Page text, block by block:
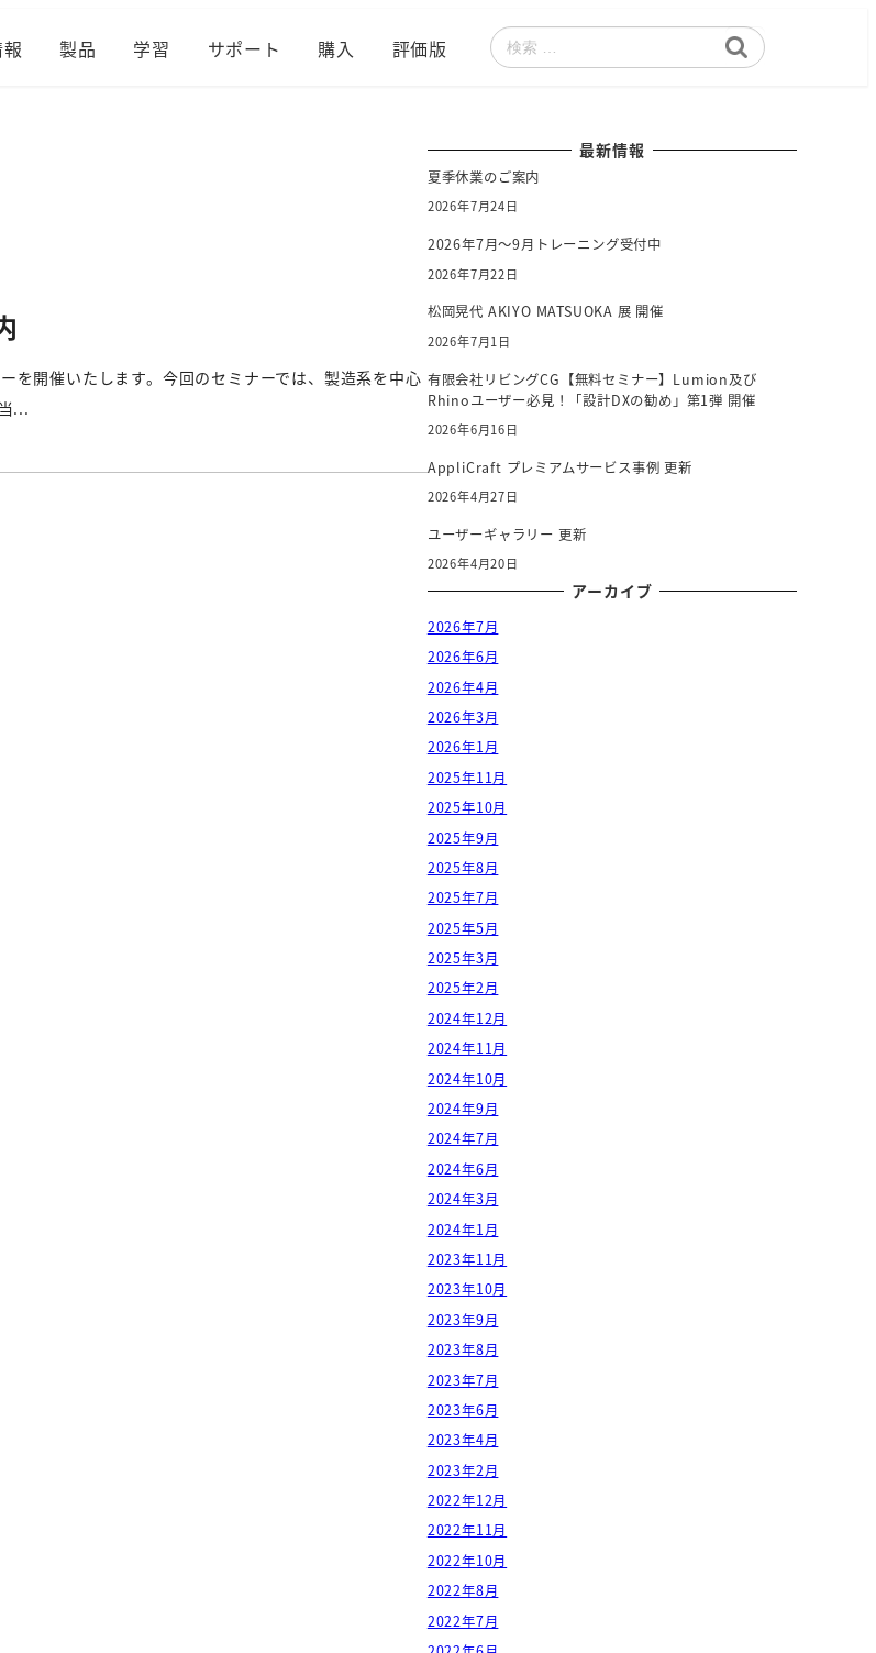
製品 学習 サポート 購入 評価版
検
を開催いたします。今回のセミナーでは、製造系を中心
...
最新情報
夏季休業のご案内
2026年7月24日
2026年7月～9月トレーニング受付中
2026年7月22日
松岡晃代 AKIYO MATSUOKA 展 開催
2026年7月1日
有限会社リビングCG【無料セミナー】Lumion及び
Rhinoユーザー必見！「設計DXの勧め」第1弾 開催
2026年6月16日
AppliCraft プレミアムサービス事例 更新
2026年4月27日
ユーザーギャラリー 更新
2026年4月20日
アーカイブ
2026年7月
2026年6月
2026年4月
2026年3月
2026年1月
2025年11月
2025年10月
2025年9月
2025年8月
2025年7月
2025年5月
2025年3月
2025年2月
2024年12月
2024年11月
2024年10月
2024年9月
2024年7月
2024年6月
2024年3月
2024年1月
2023年11月
2023年10月
2023年9月
2023年8月
2023年7月
2023年6月
2023年4月
2023年2月
2022年12月
2022年11月
2022年10月
2022年8月
2022年7月